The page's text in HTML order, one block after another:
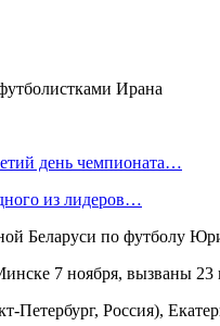
день чемпионата…
из лидеров…
Беларуси по футболу
7 ноября, вызваны 23
Петербург, Россия),